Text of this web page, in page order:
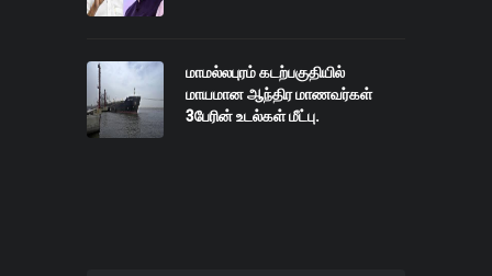
மாமல்லபுரம் கடற்பகுதியில்
மாயமான ஆந்திர மாணவர்கள்
3பேரின் உடல்கள் மீட்பு.